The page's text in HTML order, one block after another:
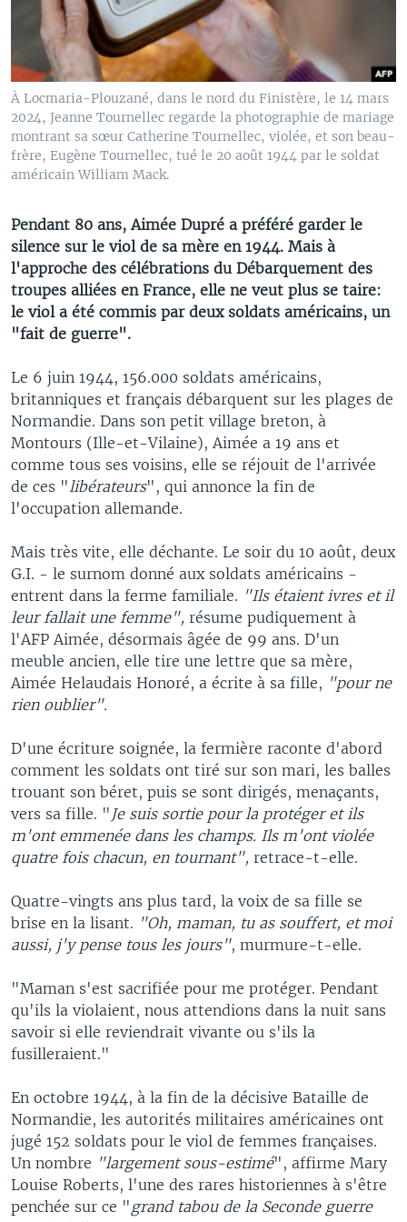
À Locmaria-Plouzané, dans le nord du Finistère, le 14 mars
2024, Jeanne Tournellec regarde la photographie de mariage
montrant sa sœur Catherine Tournellec, violée, et son beau-
frère, Eugène Tournellec, tué le 20 août 1944 par le soldat
américain William Mack.
Pendant 80 ans, Aimée Dupré a préféré garder le
silence sur le viol de sa mère en 1944. Mais à
l'approche des célébrations du Débarquement des
troupes alliées en France, elle ne veut plus se taire:
le viol a été commis par deux soldats américains, un
"fait de guerre".
Le 6 juin 1944, 156.000 soldats américains,
britanniques et français débarquent sur les plages de
Normandie. Dans son petit village breton, à
Montours (Ille-et-Vilaine), Aimée a 19 ans et
comme tous ses voisins, elle se réjouit de l'arrivée
de ces " libérateurs", qui annonce la fin de
l'occupation allemande.
Mais très vite, elle déchante. Le soir du 10 août, deux
G.I. - le surnom donné aux soldats américains -
entrent dans la ferme familiale. "Ils étaient ivres et il
leur fallait une femme", résume pudiquement à
l'AFP Aimée, désormais âgée de 99 ans. D'un
meuble ancien, elle tire une lettre que sa mère,
Aimée Helaudais Honoré, a écrite à sa fille, "pour ne
rien oublier".
D'une écriture soignée, la fermière raconte d'abord
comment les soldats ont tiré sur son mari, les balles
trouant son béret, puis se sont dirigés, menaçants,
vers sa fille. " Je suis sortie pour la protéger et ils
m'ont emmenée dans les champs. Ils m'ont violée
quatre fois chacun, en tournant", retrace-t-elle.
Quatre-vingts ans plus tard, la voix de sa fille se
brise en la lisant. "Oh, maman, tu as souffert, et moi
aussi, j'y pense tous les jours", murmure-t-elle.
"Maman s'est sacrifiée pour me protéger. Pendant
qu'ils la violaient, nous attendions dans la nuit sans
savoir si elle reviendrait vivante ou s'ils la
fusilleraient."
En octobre 1944, à la fin de la décisive Bataille de
Normandie, les autorités militaires américaines ont
jugé 152 soldats pour le viol de femmes françaises.
Un nombre "largement sous-estimé", affirme Mary
Louise Roberts, l'une des rares historiennes à s'être
penchée sur ce " grand tabou de la Seconde guerre